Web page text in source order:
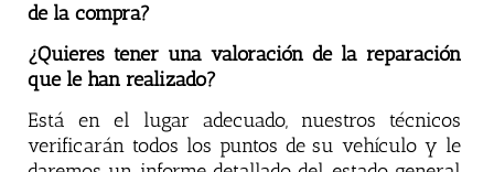
de la compra?
¿Quieres tener una valoración de la reparación
que le han realizado?
Está en el lugar adecuado, nuestros técnicos
verificarán todos los puntos de su vehículo y le